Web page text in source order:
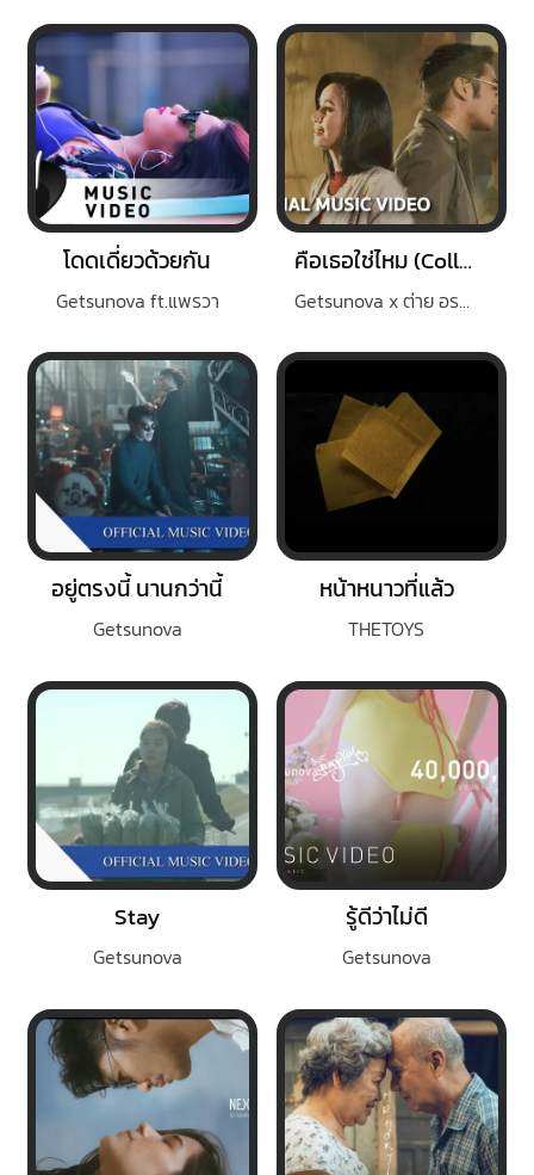
โดดเดี่ยวด้วยกัน
Getsunova ft.แพรวา
คือเธอใช่ไหม (Collab Version)
Getsunova x ต่าย อรทัย
อยู่ตรงนี้ นานกว่านี้
Getsunova
หน้าหนาวที่แล้ว
THETOYS
Stay
Getsunova
รู้ดีว่าไม่ดี
Getsunova